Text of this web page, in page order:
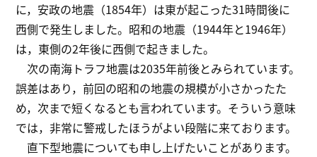
に，安政の地震（1854年）は東が起こった31時間後に
西側で発生しました。昭和の地震（1944年と1946年）
は，東側の2年後に西側で起きました。
次の南海トラフ地震は2035年前後とみられています。
誤差はあり，前回の昭和の地震の規模が小さかったた
め，次まで短くなるとも言われています。そういう意味
では，非常に警戒したほうがよい段階に来ております。
直下型地震についても申し上げたいことがあります。